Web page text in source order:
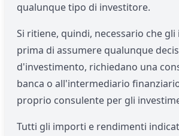
qualunque tipo di investitore.
Si ritiene, quindi, necessario che
prima di assumere qualunque
d'investimento, richiedano una
banca o all'intermediario
proprio consulente per gli
Tutti gli importi e rendimenti